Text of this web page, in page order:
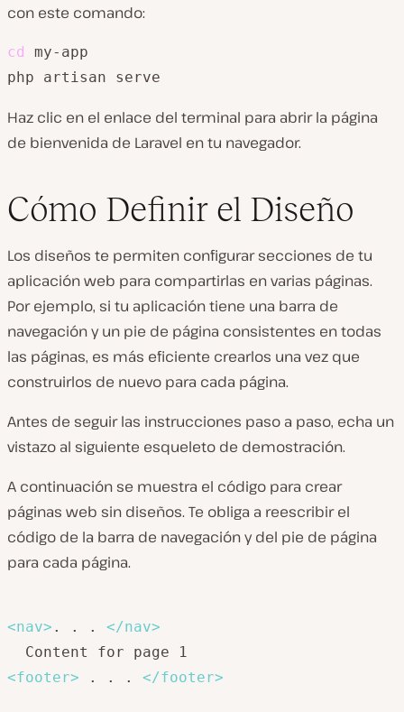
con este comando:
cd
my-app
php artisan serve
Haz clic en el enlace del terminal para abrir la página
de bienvenida de Laravel en tu navegador.
Cómo Definir el Diseño
Los diseños te permiten configurar secciones de tu
aplicación web para compartirlas en varias páginas.
Por ejemplo, si tu aplicación tiene una barra de
navegación y un pie de página consistentes en todas
las páginas, es más eficiente crearlos una vez que
construirlos de nuevo para cada página.
Antes de seguir las instrucciones paso a paso, echa un
vistazo al siguiente esqueleto de demostración.
A continuación se muestra el código para crear
páginas web sin diseños. Te obliga a reescribir el
código de la barra de navegación y del pie de página
para cada página.
<nav> . . . </nav>
<footer> . . . </footer>